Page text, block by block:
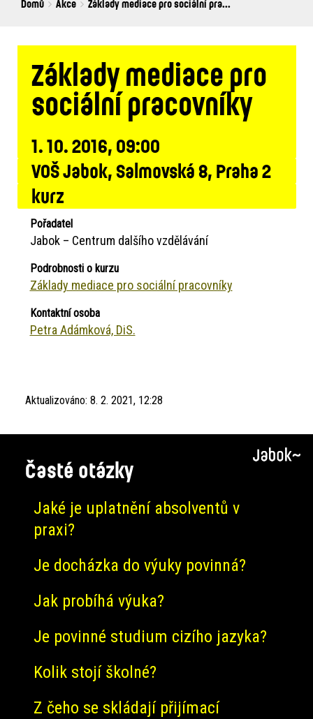
Breadcrumbs
You
Domů Akce Základy mediace pro sociální pra...
Základy mediace pro
sociální pracovníky
1. 10. 2016, 09:00
VOŠ Jabok, Salmovská 8, Praha 2
kurz
Pořadatel
Jabok – Centrum dalšího vzdělávání
Podrobnosti o kurzu
Základy mediace pro sociální pracovníky
Kontaktní osoba
Petra Adámková, DiS.
Aktualizováno: 8. 2. 2021, 12:28
Časté otázky
Jaké je uplatnění absolventů v
praxi?
Je docházka do výuky povinná?
Jak probíhá výuka?
Je povinné studium cizího jazyka?
Kolik stojí školné?
Z čeho se skládají přijímací